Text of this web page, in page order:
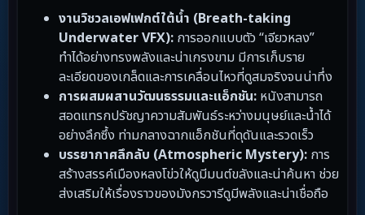
งานวิชวลเอฟเฟกต์ใต้น้ำ (Breath-taking
Underwater VFX): การออกแบบตัว “เจียวหลง”
ทำได้อย่างทรงพลังและน่าเกรงขาม มีการเก็บราย
ละเอียดของเกล็ดและการเคลื่อนไหวที่ดูสมจริงจนน่าทึ่ง
การผสมผสานวัฒนธรรมและแอ็กชัน: หนังสามารถ
สอดแทรกปรัชญาความสัมพันธ์ระหว่างมนุษย์และน้ำได้
อย่างลึกซึ้ง ท่ามกลางฉากแอ็กชันที่ดุดันและรวดเร็ว
บรรยากาศลึกลับ (Atmospheric Mystery): การ
สร้างสรรค์เมืองหลงโข่วให้ดูมีมนต์ขลังและน่าค้นหา ช่วย
ส่งเสริมให้เรื่องราวของมังกรวารีดูมีพลังและน่าเชื่อถือ